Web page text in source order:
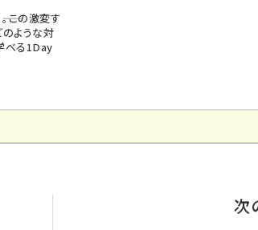
この激変す
のような対
べる1Day
次